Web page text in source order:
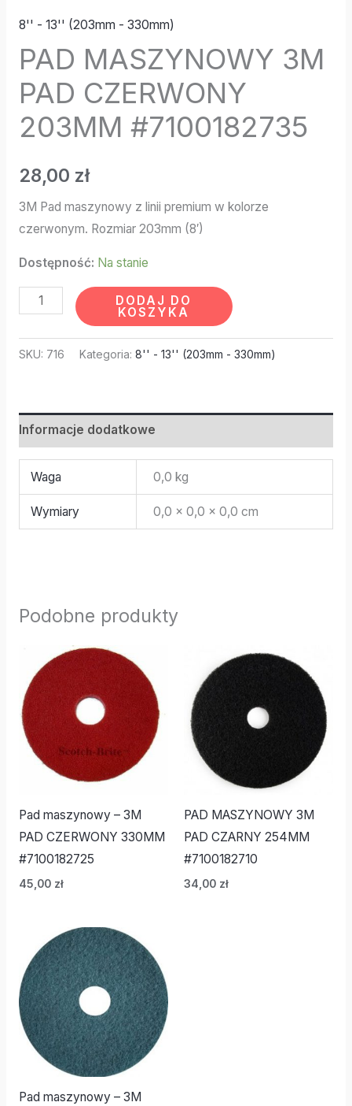
8'' - 13'' (203mm - 330mm)
PAD MASZYNOWY 3M
PAD CZERWONY
203MM #7100182735
28,00 zł
3M Pad maszynowy z linii premium w kolorze
czerwonym. Rozmiar 203mm (8′)
Dostępność: Na stanie
DODAJ DO
KOSZYKA
SKU: 716 Kategoria: 8'' - 13'' (203mm - 330mm)
Informacje dodatkowe
Waga 0,0 kg
Wymiary 0,0 × 0,0 × 0,0 cm
Podobne produkty
Pad maszynowy – 3M
PAD CZERWONY 330MM
#7100182725
45,00 zł
PAD MASZYNOWY 3M
PAD CZARNY 254MM
#7100182710
34,00 zł
Pad maszynowy – 3M